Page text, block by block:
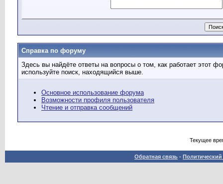
Справка по форуму
Здесь вы найдёте ответы на вопросы о том, как работает этот
используйте поиск, находящийся выше.
Основное использование форума
Возможности профиля пользователя
Чтение и отправка сообщений
Текущее
Обратная связь -